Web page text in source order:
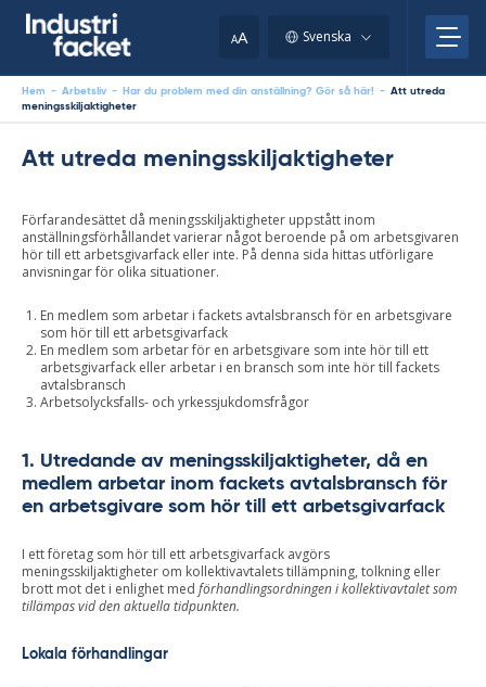
AA Svenska
Hem - Arbetsliv - Har du problem med din anställning? Gör så här! - Att utreda
meningsskiljaktigheter
Att utreda meningsskiljaktigheter
Förfarandesättet då meningsskiljaktigheter uppstått inom
anställningsförhållandet varierar något beroende på om arbetsgivaren
hör till ett arbetsgivarfack eller inte. På denna sida hittas utförligare
anvisningar för olika situationer.
En medlem som arbetar i fackets avtalsbransch för en arbetsgivare
som hör till ett arbetsgivarfack
En medlem som arbetar för en arbetsgivare som inte hör till ett
arbetsgivarfack eller arbetar i en bransch som inte hör till fackets
avtalsbransch
Arbetsolycksfalls- och yrkessjukdomsfrågor
1. Utredande av meningsskiljaktigheter, då en
medlem arbetar inom fackets avtalsbransch för
en arbetsgivare som hör till ett arbetsgivarfack
I ett företag som hör till ett arbetsgivarfack avgörs
meningsskiljaktigheter om kollektivavtalets tillämpning, tolkning eller
brott mot det i enlighet med förhandlingsordningen i kollektivavtalet som
tillämpas vid den aktuella tidpunkten.
Lokala förhandlingar